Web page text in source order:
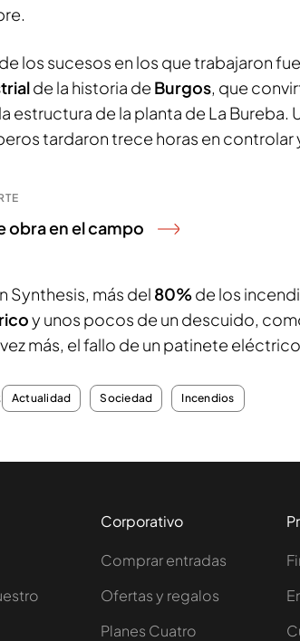
los sucesos en los que trabajaron
de la historia de Burgos, que
estructura de la planta de La Bureba.
tardaron trece horas en controlar
obra en el campo
Synthesis, más del 80%de los
y unos pocos de un descuido,
más, el fallo de un patinete
Actualidad Sociedad Incendios
Corporativo
Comprar entradas
Ofertas y regalos
Planes Cuatro